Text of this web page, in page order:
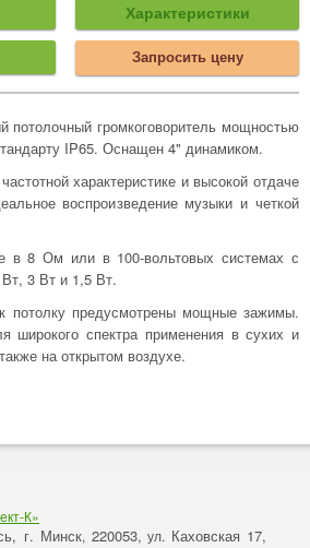
Характеристики
Запросить цену
потолочный громкоговоритель мощностью
IP65. Оснащен 4" динамиком.
характеристике и высокой отдаче
воспроизведение музыки и четкой
в 8 Ом или в 100-вольтовых системах с
3 Вт и 1,5 Вт.
потолку предусмотрены мощные зажимы.
широкого спектра применения в сухих и
на открытом воздухе.
К»
г. Минск, 220053, ул. Каховская 17,